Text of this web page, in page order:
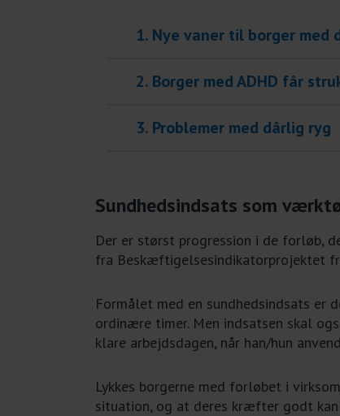
1. Nye vaner til borger med
2. Borger med ADHD får
3. Problemer med dårlig ryg
Sundhedsindsats som
Der er størst progression i de forløb,
fra Beskæftigelsesindikatorprojektet
Formålet med en sundhedsindsats
ordinære timer. Men indsatsen skal
klare arbejdsdagen, når han/hun
Lykkes borgerne med forløbet i
situation, og at deres kræfter godt